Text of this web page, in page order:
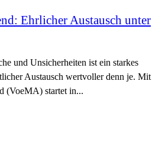
Ehrlicher Austausch unter
und Unsicherheiten ist ein starkes
Austausch wertvoller denn je. Mit
(VoeMA) startet in...